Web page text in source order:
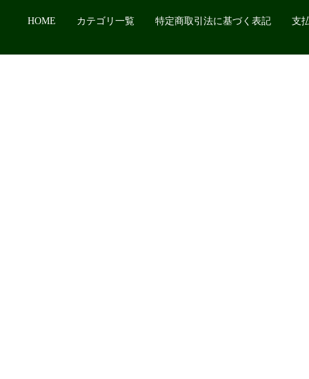
HOME カテゴリ一覧 特定商取引法に基づく表記 支